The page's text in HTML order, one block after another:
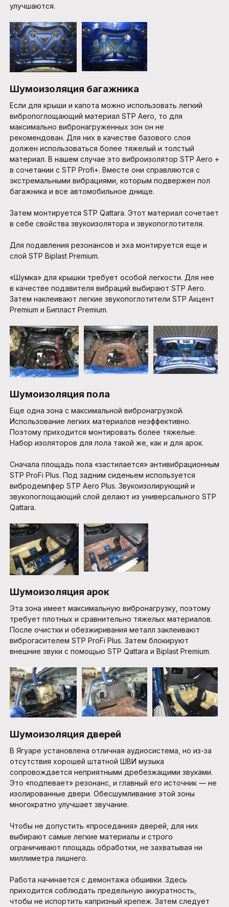
улучшаются.
Шумоизоляция багажника
Если для крыши и капота можно использовать легкий
вибропоглощающий материал STP Aero, то для
максимально вибронагруженных зон он не
рекомендован. Для них в качестве базового слоя
должен использоваться более тяжелый и толстый
материал. В нашем случае это виброизолятор STP Aero +
в сочетании с STP Profi+. Вместе они справляются с
экстремальными вибрациями, которым подвержен пол
багажника и все автомобильное днище.
Затем монтируется STP Qattara. Этот материал сочетает
в себе свойства звукоизолятора и звукопоглотителя.
Для подавления резонансов и эха монтируется еще и
слой STP Biplast Premium.
«Шумка» для крышки требует особой легкости. Для нее
в качестве подавителя вибраций выбирают STP Aero.
Затем наклеивают легкие звукопоглотители STP Акцент
Premium и Бипласт Premium.
Шумоизоляция пола
Еще одна зона с максимальной вибронагрузкой.
Использование легких материалов неэффективно.
Поэтому приходится монтировать более тяжелые.
Набор изоляторов для пола такой же, как и для арок.
Сначала площадь пола «застилается» антивибрационным
STP ProFi Plus. Под задним сиденьем используется
вибродемпфер STP Aero Plus. Звукоизолирующий и
звукопоглощающий слой делают из универсального STP
Qattara.
Шумоизоляция арок
Эта зона имеет максимальную вибронагрузку, поэтому
требует плотных и сравнительно тяжелых материалов.
После очистки и обезжиривания металл заклеивают
виброгасителем STP ProFi Plus. Затем блокируют
внешние звуки с помощью STP Qattara и Biplast Premium.
Шумоизоляция дверей
В Ягуаре установлена отличная аудиосистема, но из-за
отсутствия хорошей штатной ШВИ музыка
сопровождается неприятными дребезжащими звуками.
Это «подпевает» резонанс, и главный его источник — не
изолированные двери. Обесшумливание этой зоны
многократно улучшает звучание.
Чтобы не допустить «проседания» дверей, для них
выбирают самые легкие материалы и строго
ограничивают площадь обработки, не захватывая ни
миллиметра лишнего.
Работа начинается с демонтажа обшивки. Здесь
приходится соблюдать предельную аккуратность,
чтобы не испортить капризный крепеж. Затем следует